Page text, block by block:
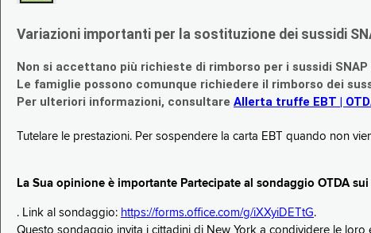
Variazioni importanti per la sostituzione dei sussidi
Non si accettano più richieste di rimborso per i sussidi
Le famiglie possono comunque richiedere il rimborso dei
Per ulteriori informazioni, consultare Allerta truffe EBT |
Tutelare le prestazioni. Per sospendere la carta EBT quando non
La Sua opinione è importante Partecipate al sondaggio OTDA
. Link al sondaggio: https://forms.office.com/g/iXXyiDETtG.
Questo sondaggio invita i cittadini di New York a condividere le